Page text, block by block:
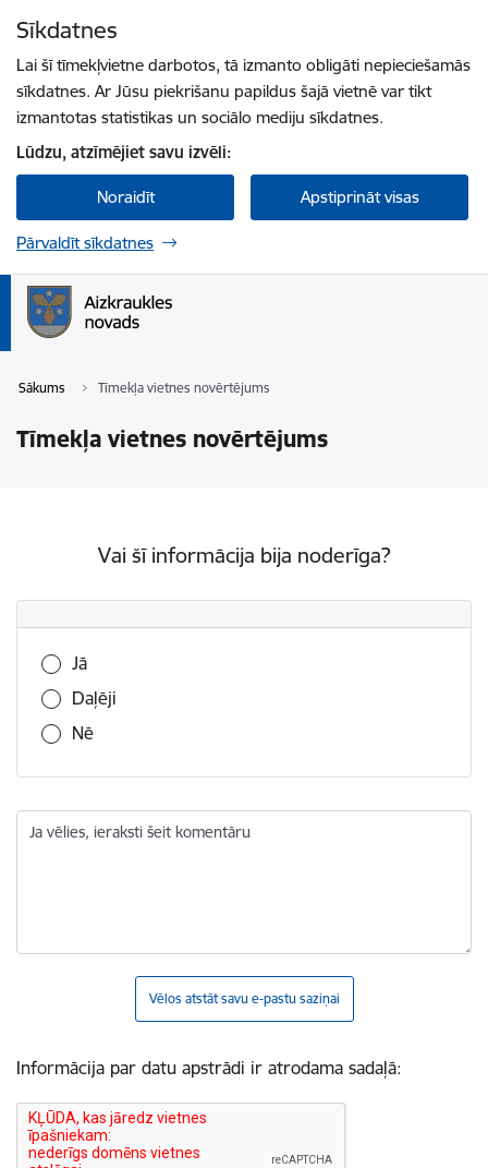
Sīkdatnes
Lai šī tīmekļvietne darbotos, tā izmanto obligāti nepieciešamās
sīkdatnes. Ar Jūsu piekrišanu papildus šajā vietnē var tikt
izmantotas statistikas un sociālo mediju sīkdatnes.
Lūdzu, atzīmējiet savu izvēli:
Noraidīt Apstiprināt visas
Pārvaldīt sīkdatnes
Sākums Tīmekļa vietnes novērtējums
Tīmekļa vietnes novērtējums
Vai šī informācija bija noderīga?
Vai šī informācija bija noderīga?
Jā
Daļēji
Nē
Ja vēlies, ieraksti šeit komentāru
Vēlos atstāt savu e-pastu saziņai
Informācija par datu apstrādi ir atrodama sadaļā: